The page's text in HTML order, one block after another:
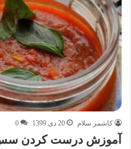
کاشمر سلام 20 دی 1399 0
آموزش درست کردن سس